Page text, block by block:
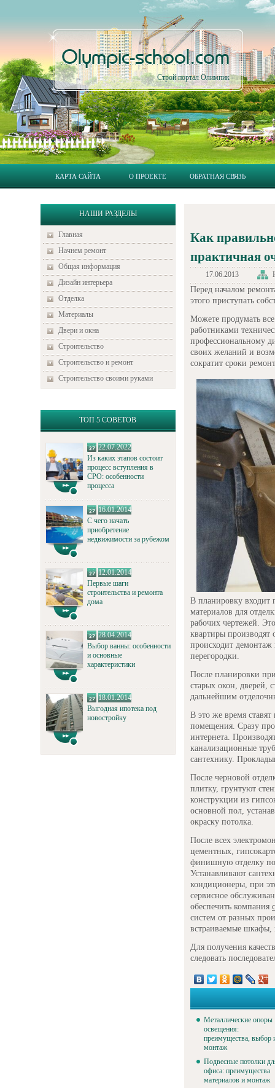
Olympic-school.com
Строй портал Олимпик
КАРТА САЙТА О ПРОЕКТЕ ОБРАТНАЯ СВЯЗЬ
НАШИ РАЗДЕЛЫ
Главная
Начнем ремонт
Общая информация
Дизайн интерьера
Отделка
Материалы
Двери и окна
Строительство
Строительство и ремонт
Строительство своими руками
ТОП 5 СОВЕТОВ
22.07.2022
Из каких этапов состоит
процесс вступления в
СРО: особенности
процесса
16.01.2014
С чего начать
приобретение
недвижимости за рубежом
12.01.2014
Первые шаги
строительства и ремонта
дома
28.04.2014
Выбор ванны: особенности
и основные
характеристики
18.01.2014
Выгодная ипотека под
новостройку
Как
практичная
17.06.2013
Перед началом
этого приступать
Можете продумать
работниками
профессиональному
своих желаний и
сократит сроки
В планировку входит
материалов для
рабочих чертежей.
квартиры производят
происходит
перегородки.
После планировки
старых окон, дверей,
дальнейшим
В это же время
помещения. Сразу
интернета.
канализационные
сантехнику.
После черновой
плитку, грунтуют
конструкции из
основной пол,
окраску потолка.
После всех
цементных,
финишную отделку
Устанавливают
кондиционеры, при
сервисное
обеспечить компания
систем от разных
встраиваемые
Для получения
следовать
Металлические опоры
освещения:
преимущества, выбор
монтаж
Подвесные потолки
офиса: преимущества
материалов и монтаж